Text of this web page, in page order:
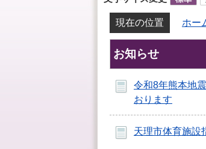
現在の位置 ホー
お知らせ
令和8年熊本地
おります
天理市体育施設